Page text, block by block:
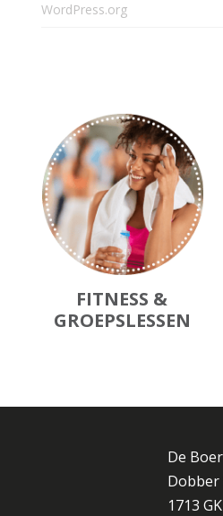
WordPress.org
FITNESS &
GROEPSLESSEN
De
Dobber
1713